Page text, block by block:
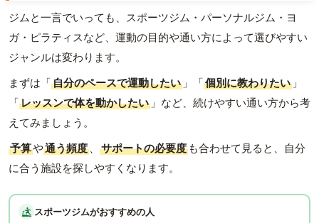
ジムと一言でいっても、スポーツジム・パーソナルジム・ヨ
ガ・ピラティスなど、運動の目的や通い方によって選びやすい
ジャンルは変わります。
まずは「自分のペースで運動したい 」「個別に教わりたい 」
「レッスンで体を動かしたい 」など、続けやすい通い方から考
えてみましょう。
予算や通う頻度 、 サポートの必要度 も合わせて見ると、自分
に合う施設を探しやすくなります。
スポーツジムがおすすめの人